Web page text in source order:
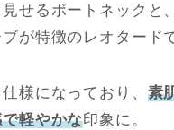
せるボートネックと
が特徴のレオタード
様になっており、 素
軽やかな印象に。